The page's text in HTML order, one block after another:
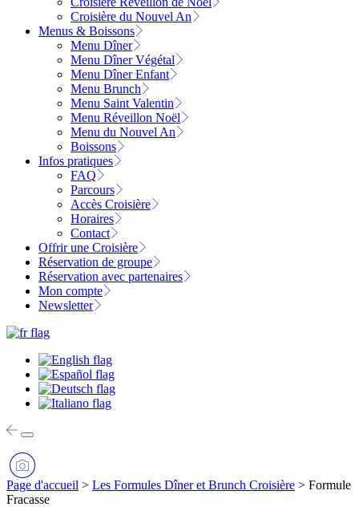
Croisière du Nouvel An
Menus & Boissons
Menu Dîner
Menu Dîner Végétal
Menu Dîner Enfant
Menu Brunch
Menu Saint Valentin
Menu Réveillon Noël
Menu du Nouvel An
Boissons
Infos pratiques
FAQ
Parcours
Accès Croisière
Horaires
Contact
Offrir une Croisière
Réservation de groupe
Réservation avec partenaires
Mon compte
Newsletter
Page d'accueil > Les Formules Dîner et Brunch Croisière > Formule
Fracasse